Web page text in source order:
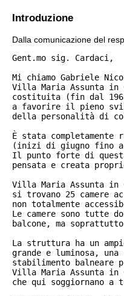
Introduzione
Dalla comunicazione del
Gent.mo sig. Cardaci,
Mi chiamo Gabriele
Villa Maria Assunta
costituita (fin dal
a favorire il pieno
della personalità di
È stata
(inizi di giugno fino
Il punto forte di
pensata e creata
Villa Maria Assunta
si trovano 25
non totalmente
Le camere sono
balcone, ma
La struttura ha un
grande e luminosa,
stabilimento balneare
Villa Maria Assunta
che qui soggiornano